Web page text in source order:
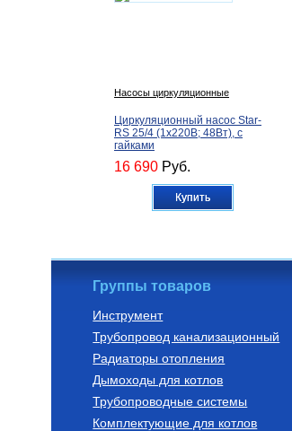
Насосы циркуляционные
Циркуляционный насос Star-
RS 25/4 (1х220В; 48Вт), с
гайками
16 690 Руб.
Купить
Насосно-смесительные узлы
Насосно-смесительный узел
для теплого пола
37 622Руб.
Группы товаров
Инструмент
Трубопровод канализационный
Радиаторы отопления
Дымоходы для котлов
Трубопроводные системы
Комплектующие для котлов